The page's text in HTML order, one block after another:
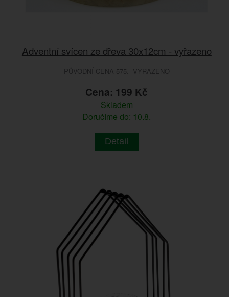
Adventní svícen ze dřeva 30x12cm - vyřazeno
PŮVODNÍ CENA 575.- VYŘAZENO
Cena: 199 Kč
Skladem
Doručíme do: 10.8.
Detail